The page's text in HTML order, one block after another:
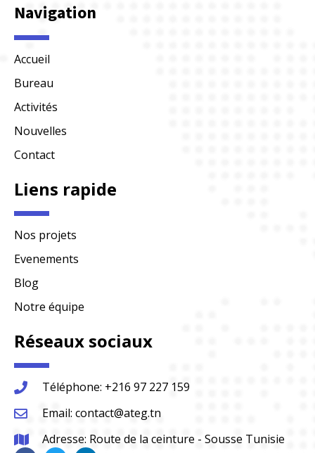
Navigation
Accueil
Bureau
Activités
Nouvelles
Contact
Liens rapide
Nos projets
Evenements
Blog
Notre équipe
Réseaux sociaux
Téléphone: +216 97 227 159
Email: contact@ateg.tn
Adresse: Route de la ceinture - Sousse Tunisie